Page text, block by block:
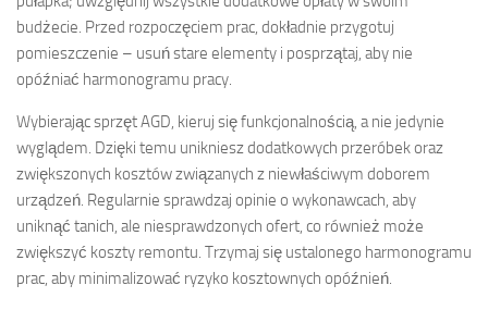
budżecie. Przed rozpoczęciem prac, dokładnie przygotuj
pomieszczenie – usuń stare elementy i posprzątaj, aby nie
opóźniać harmonogramu pracy.
Wybierając sprzęt AGD, kieruj się funkcjonalnością, a nie jedynie
wyglądem. Dzięki temu unikniesz dodatkowych przeróbek oraz
zwiększonych kosztów związanych z niewłaściwym doborem
urządzeń. Regularnie sprawdzaj opinie o wykonawcach, aby
uniknąć tanich, ale niesprawdzonych ofert, co również może
zwiększyć koszty remontu. Trzymaj się ustalonego harmonogramu
prac, aby minimalizować ryzyko kosztownych opóźnień.